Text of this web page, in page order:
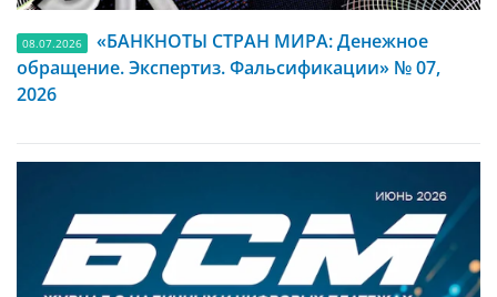
08.07.2026
«БАНКНОТЫ СТРАН МИРА: Денежное
обращение. Экспертиз. Фальсификации» № 07,
2026